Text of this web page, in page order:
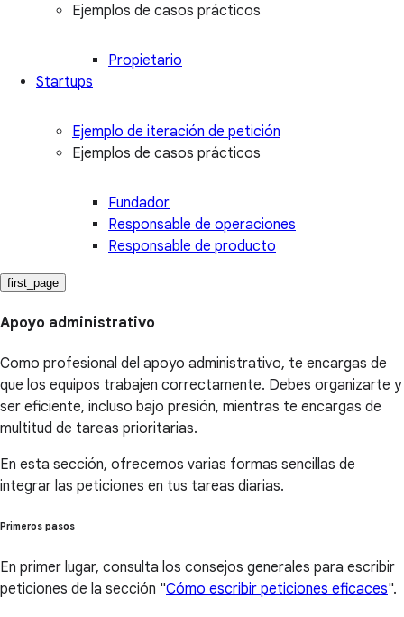
Ejemplos de casos prácticos
Propietario
Startups
Ejemplo de iteración de petición
Ejemplos de casos prácticos
Fundador
Responsable de operaciones
Responsable de producto
first_page
Apoyo administrativo
Como profesional del apoyo administrativo, te encargas de
que los equipos trabajen correctamente. Debes organizarte y
ser eficiente, incluso bajo presión, mientras te encargas de
multitud de tareas prioritarias.
En esta sección, ofrecemos varias formas sencillas de
integrar las peticiones en tus tareas diarias.
Primeros pasos
En primer lugar, consulta los consejos generales para escribir
peticiones de la sección "Cómo escribir peticiones eficaces".